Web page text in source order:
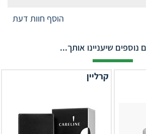
הוסף חוות דעת
נוספים שיעניינו אותך...
קרליין